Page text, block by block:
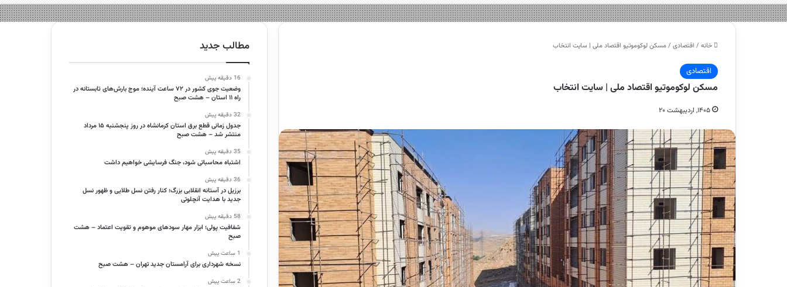
خانه / اقتصادی /مسکن لوکوموتیو اقتصاد ملی | سایت انتخاب
اقتصادی
مسکن لوکوموتیو اقتصاد ملی | سایت انتخاب
۱۴۰۵, اردیبهشت ۲۰
مطالب جدید
16 دقیقه پیش
وضعیت جوی کشور در ۷۲ ساعت آینده؛ موج بارش‌های تابستانه در
راه ۱۱ استان – هشت صبح
32 دقیقه پیش
جدول زمانی قطع برق استان کرمانشاه در روز پنجشنبه ۱۵ مرداد
منتشر شد – هشت صبح
35 دقیقه پیش
اشتباه محاسباتی شود، جنگ فرسایشی خواهیم داشت
36 دقیقه پیش
برزیل در آستانه انقلابی بزرگ؛ کنار رفتن نسل طلایی و ظهور نسل
جدید با هدایت آنچلوتی
58 دقیقه پیش
شفافیت پولی؛ ابزار مهار سودهای موهوم و تقویت اعتماد – هشت
صبح
1 ساعت پیش
نسخه شهرداری برای آرامستان جدید تهران – هشت صبح
2 ساعت پیش